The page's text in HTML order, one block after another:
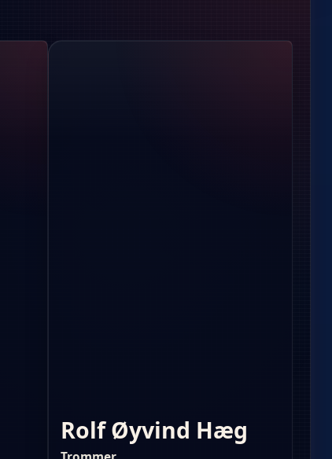
Rolf Øyvind Hæg